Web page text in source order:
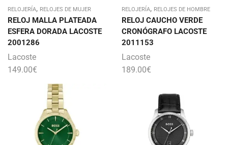
RELOJERÍA, RELOJES DE MUJER
RELOJ MALLA PLATEADA
ESFERA DORADA LACOSTE
2001286
Lacoste
149.00€
RELOJERÍA, RELOJES DE HOMBRE
RELOJ CAUCHO VERDE
CRONÓGRAFO LACOSTE
2011153
Lacoste
189.00€